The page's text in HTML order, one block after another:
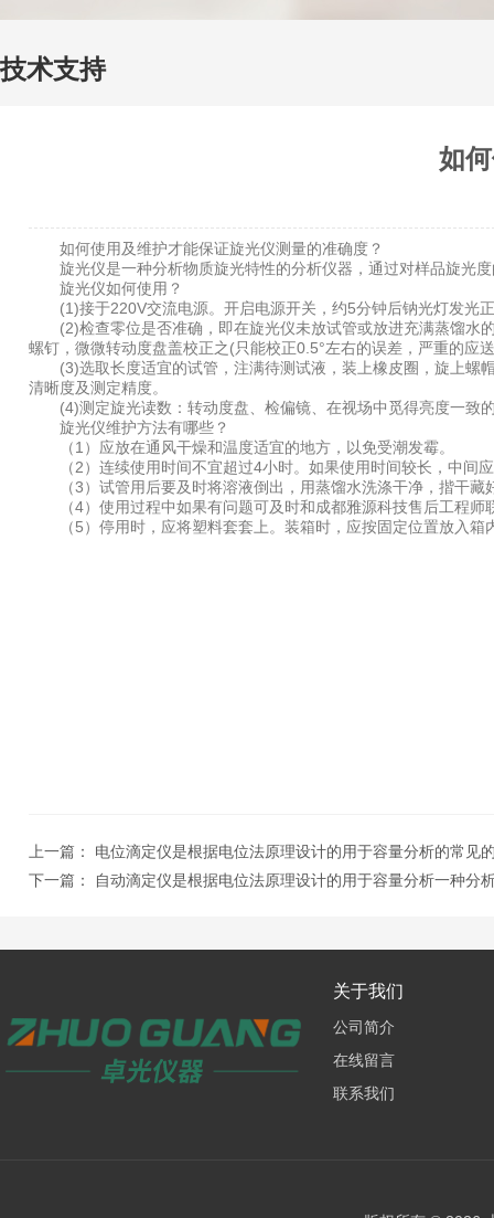
技术支持
如
如何使用及维护才能保证旋光仪测量的准确度？
旋光仪是一种分析物质旋光特性的分析仪器，通过对样品旋光度
旋光仪如何使用？
(1)接于220V交流电源。开启电源开关，约5分钟后钠光灯发光
(2)检查零位是否准确，即在旋光仪未放试管或放进充满蒸馏水
螺钉，微微转动度盘盖校正之(只能校正0.5°左右的误差，严重的应
(3)选取长度适宜的试管，注满待测试液，装上橡皮圈，旋上螺
清晰度及测定精度。
(4)测定旋光读数：转动度盘、检偏镜、在视场中觅得亮度一致
旋光仪维护方法有哪些？
（1）应放在通风干燥和温度适宜的地方，以免受潮发霉。
（2）连续使用时间不宜超过4小时。如果使用时间较长，中间应
（3）试管用后要及时将溶液倒出，用蒸馏水洗涤干净，揩干藏
（4）使用过程中如果有问题可及时和成都雅源科技售后工程师
（5）停用时，应将塑料套套上。装箱时，应按固定位置放入箱
上一篇： 电位滴定仪是根据电位法原理设计的用于容量分析的常见
下一篇：
自动滴定仪是根据电位法原理设计的用于容量分析一种分
关于我们
公司简介
在线留言
联系我们